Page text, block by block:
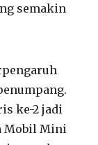
semakin
ke-2 jadi
Mobil Mini